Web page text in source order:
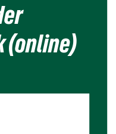
(online)